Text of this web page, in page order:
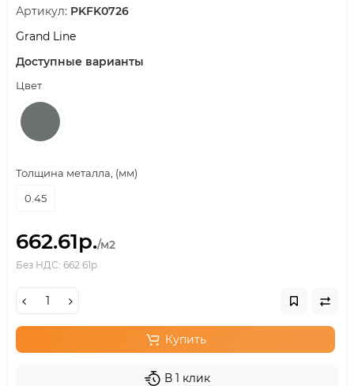
Артикул: PKFK0726
Grand Line
Доступные варианты
Цвет
Толщина металла, (мм)
0.45
662.61р./м2
Без НДС: 662.61р.
Купить
В 1 клик